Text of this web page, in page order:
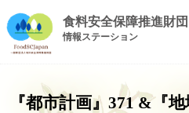
食料安全保障推進財団
情報ステーション
『都市計画』371 &『